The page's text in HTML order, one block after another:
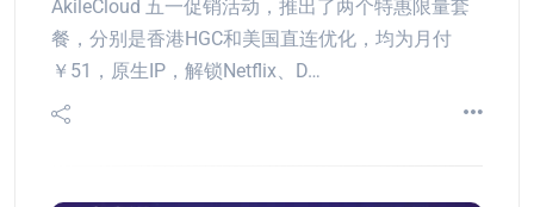
AkileCloud 五一促销活动，推出了两个特惠限量套
餐，分别是香港HGC和美国直连优化，均为月付
￥51，原生IP，解锁Netflix、D…